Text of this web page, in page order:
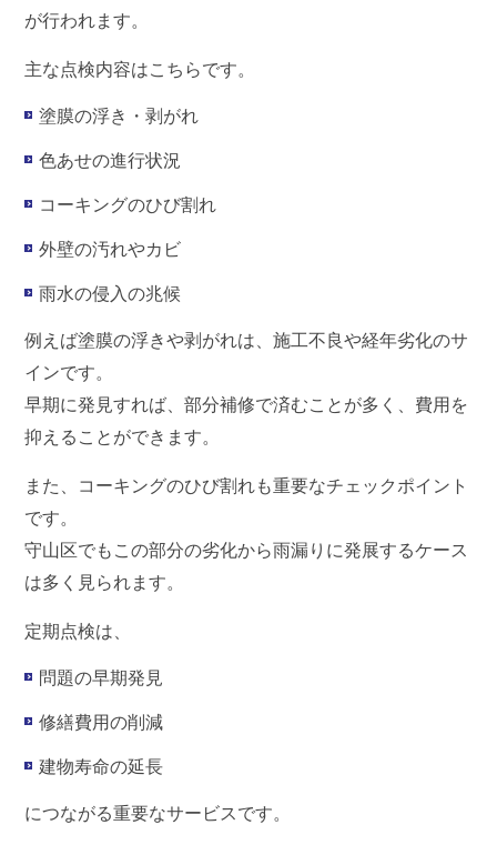
が行われます。
主な点検内容はこちらです。
塗膜の浮き・剥がれ
色あせの進行状況
コーキングのひび割れ
外壁の汚れやカビ
雨水の侵入の兆候
例えば塗膜の浮きや剥がれは、施工不良や経年劣化のサ
インです。
早期に発見すれば、部分補修で済むことが多く、費用を
抑えることができます。
また、コーキングのひび割れも重要なチェックポイント
です。
守山区でもこの部分の劣化から雨漏りに発展するケース
は多く見られます。
定期点検は、
問題の早期発見
修繕費用の削減
建物寿命の延長
につながる重要なサービスです。